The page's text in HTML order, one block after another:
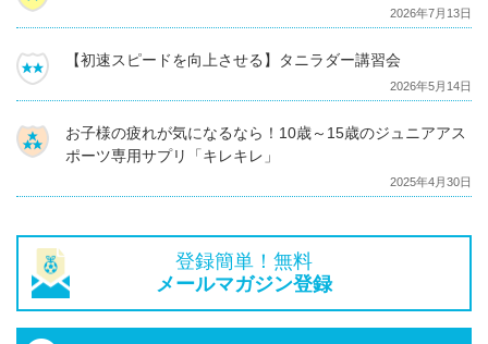
2026年7月13日
【初速スピードを向上させる】タニラダー講習会
2026年5月14日
お子様の疲れが気になるなら！10歳～15歳のジュニアアス
ポーツ専用サプリ「キレキレ」
2025年4月30日
登録簡単！無料
メールマガジン登録